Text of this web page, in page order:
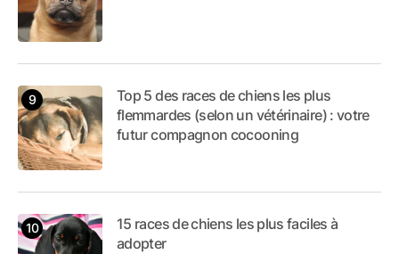
Top 5 des races de chiens les plus
flemmardes (selon un vétérinaire) : votre
futur compagnon cocooning
15 races de chiens les plus faciles à
adopter